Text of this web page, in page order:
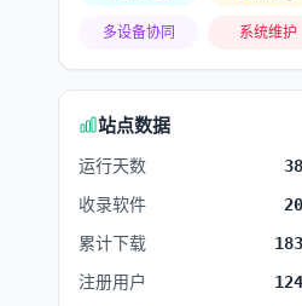
多设备协同 系统维护
站点数据
运行天数 38
收录软件 20
累计下载 183
注册用户 124